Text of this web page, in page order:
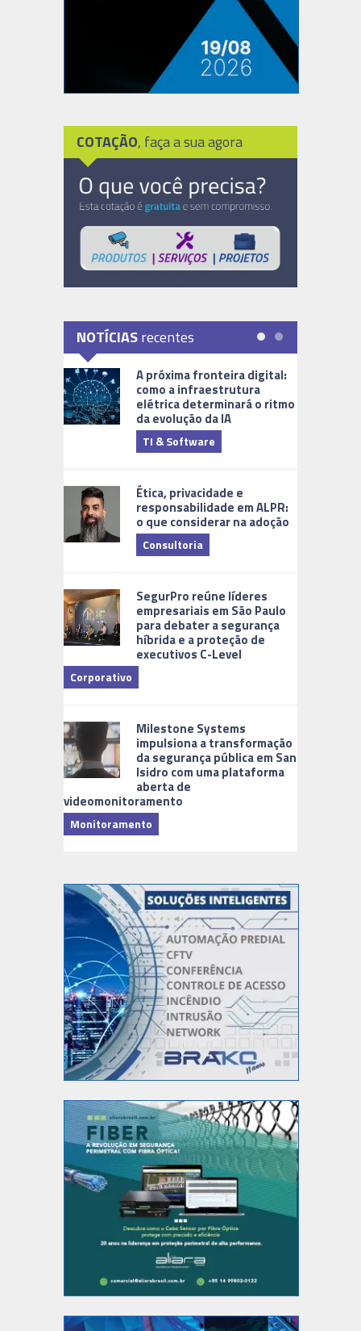
COTAÇÃO, faça a sua agora
NOTÍCIASrecentes
A próxima fronteira digital:
como a infraestrutura
elétrica determinará o ritmo
da evolução da IA
TI & Software
Ética, privacidade e
responsabilidade em ALPR:
o que considerar na adoção
Consultoria
SegurPro reúne líderes
empresariais em São Paulo
para debater a segurança
híbrida e a proteção de
executivos C-Level
Corporativo
Milestone Systems
impulsiona a transformação
da segurança pública em San
Isidro com uma plataforma
aberta de
videomonitoramento
Monitoramento